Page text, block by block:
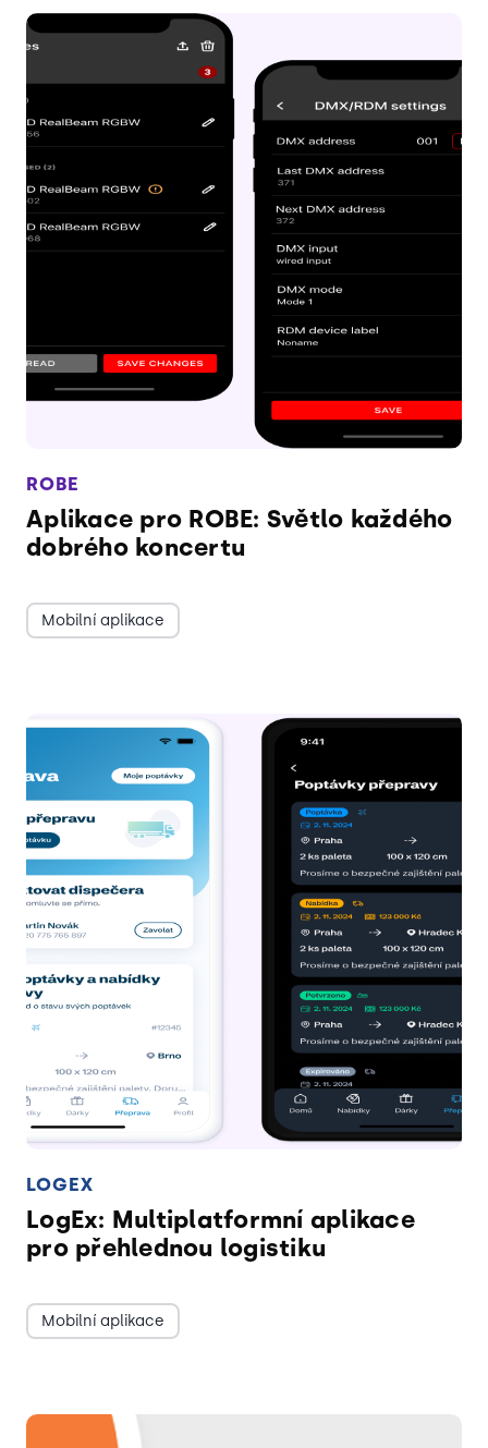
ROBE
Aplikace pro ROBE: Světlo každého
dobrého koncertu
Mobilní aplikace
LOGEX
LogEx: Multiplatformní aplikace
pro přehlednou logistiku
Mobilní aplikace